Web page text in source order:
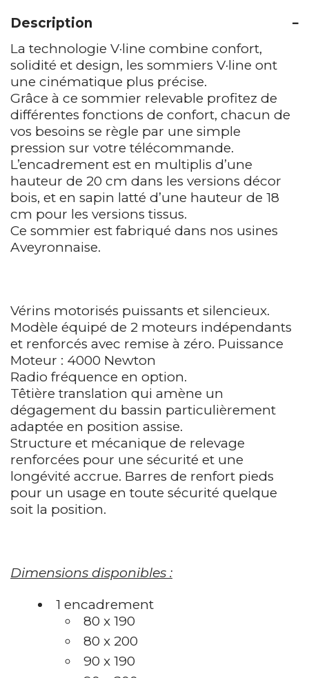
Description
La technologie V·line combine confort,
solidité et design, les sommiers V·line ont
une cinématique plus précise.
Grâce à ce sommier relevable profitez de
différentes fonctions de confort, chacun de
vos besoins se règle par une simple
pression sur votre télécommande.
L’encadrement est en multiplis d’une
hauteur de 20 cm dans les versions décor
bois, et en sapin latté d’une hauteur de 18
cm pour les versions tissus.
Ce sommier est fabriqué dans nos usines
Aveyronnaise.
Vérins motorisés puissants et silencieux.
Modèle équipé de 2 moteurs indépendants
et renforcés avec remise à zéro. Puissance
Moteur : 4000 Newton
Radio fréquence en option.
Têtière translation qui amène un
dégagement du bassin particulièrement
adaptée en position assise.
Structure et mécanique de relevage
renforcées pour une sécurité et une
longévité accrue. Barres de renfort pieds
pour un usage en toute sécurité quelque
soit la position.
Dimensions disponibles :
1 encadrement
80 x 190
80 x 200
90 x 190